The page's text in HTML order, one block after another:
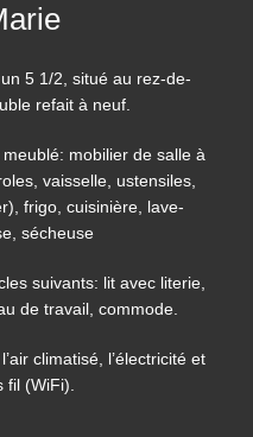
5 1/2, situé au rez-de-
refait à neuf.
mobilier de salle à
vaisselle, ustensiles,
frigo, cuisinière, lave-
sécheuse
suivants: lit avec literie,
de travail, commode.
climatisé, l’électricité et
fil (WiFi).